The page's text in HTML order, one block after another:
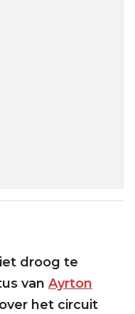
link
droog te
van Ayrton
het circuit